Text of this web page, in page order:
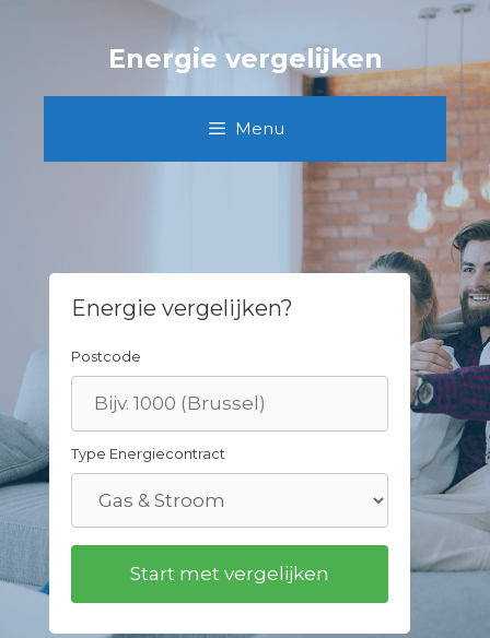
Energie vergelijken
Menu
Energie vergelijken?
Postcode
Type Energiecontract